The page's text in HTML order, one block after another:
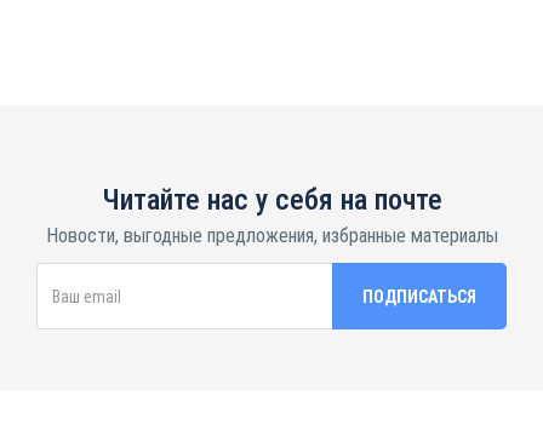
Читайте нас у себя на почте
Новости, выгодные предложения, избранные материалы